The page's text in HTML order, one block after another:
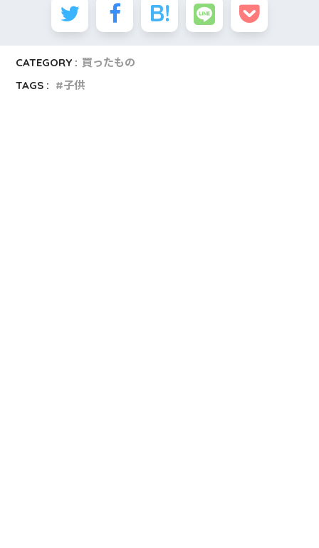
CATEGORY : 買ったもの
TAGS :
子供